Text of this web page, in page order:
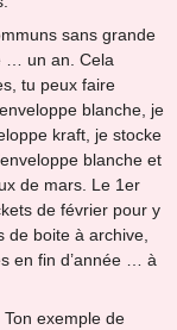
sans grande
… un an. Cela
tu peux faire
blanche, je
kraft, je stocke
blanche et
de mars. Le 1er
de février pour y
de boite à archive,
en fin d’année … à
exemple de